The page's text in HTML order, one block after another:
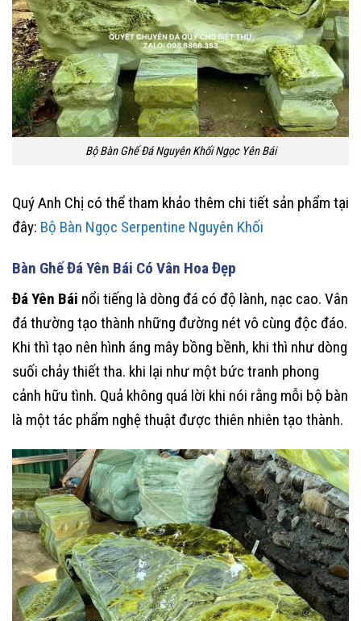
Bộ Bàn Ghế Đá Nguyên Khối Ngọc Yên Bái
Quý Anh Chị có thể tham khảo thêm chi tiết sản phẩm tại
đây: Bộ Bàn Ngọc Serpentine Nguyên Khối
Bàn Ghế Đá Yên Bái Có Vân Hoa Đẹp
Đá Yên Bái nổi tiếng là dòng đá có độ lành, nạc cao. Vân
đá thường tạo thành những đường nét vô cùng độc đáo.
Khi thì tạo nên hình áng mây bồng bềnh, khi thì như dòng
suối chảy thiết tha. khi lại như một bức tranh phong
cảnh hữu tình. Quả không quá lời khi nói rằng mỗi bộ bàn
là một tác phẩm nghệ thuật được thiên nhiên tạo thành.